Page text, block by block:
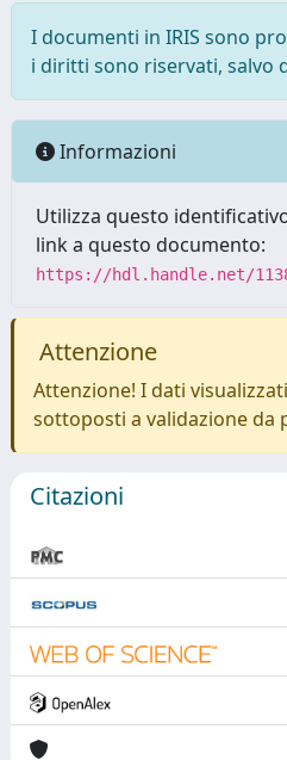
I documenti in IRIS sono
i diritti sono riservati, salvo
Informazioni
Utilizza questo
link a questo documento:
https://hdl.handle.net/
Attenzione
Attenzione! I dati
sottoposti a validazione da
Citazioni